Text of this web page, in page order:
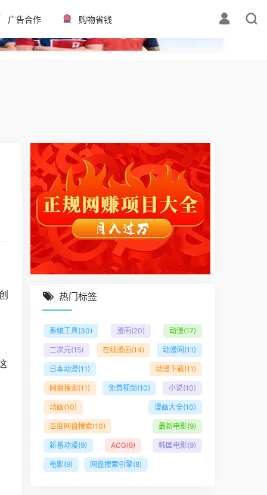
✕
广告合作 购物省钱
热门标签
系统工具(30) 漫画(20) 动漫(17)
二次元(15) 在线漫画(14) 动漫网 (11)
日本动漫(11) 动漫下载(11)
网盘搜索(11) 免费视频(10) 小说(10)
动画(10) 漫画大全(10)
百度网盘搜索(10) 最新电影(9)
新番动漫(9) ACG(9) 韩国电影(9)
电影(9) 网盘搜索引擎(8)